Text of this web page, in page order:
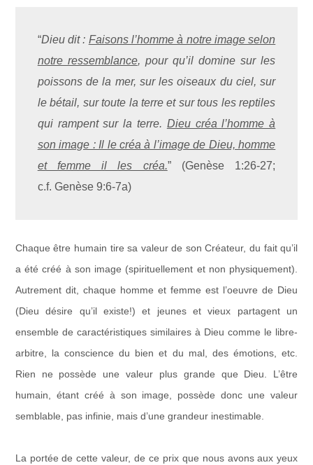
“Dieu dit : Faisons l’homme à notre image selon
notre ressemblance, pour qu’il domine sur les
poissons de la mer, sur les oiseaux du ciel, sur
le bétail, sur toute la terre et sur tous les reptiles
qui rampent sur la terre. Dieu créa l’homme à
son image : Il le créa à l’image de Dieu, homme
et femme il les créa.” (Genèse 1:26-27;
c.f. Genèse 9:6-7a)
Chaque être humain tire sa valeur de son Créateur, du fait qu’il
a été créé à son image (spirituellement et non physiquement).
Autrement dit, chaque homme et femme est l’oeuvre de Dieu
(Dieu désire qu’il existe!) et jeunes et vieux partagent un
ensemble de caractéristiques similaires à Dieu comme le libre-
arbitre, la conscience du bien et du mal, des émotions, etc.
Rien ne possède une valeur plus grande que Dieu. L’être
humain, étant créé à son image, possède donc une valeur
semblable, pas infinie, mais d’une grandeur inestimable.
La portée de cette valeur, de ce prix que nous avons aux yeux